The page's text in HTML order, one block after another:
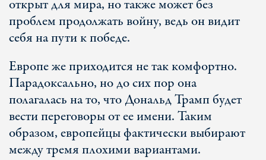
открыт для мира, но также может без
проблем продолжать войну, ведь он видит
себя на пути к победе.
Европе же приходится не так комфортно.
Парадоксально, но до сих пор она
полагалась на то, что Дональд Трамп будет
вести переговоры от ее имени. Таким
образом, европейцы фактически выбирают
между тремя плохими вариантами.